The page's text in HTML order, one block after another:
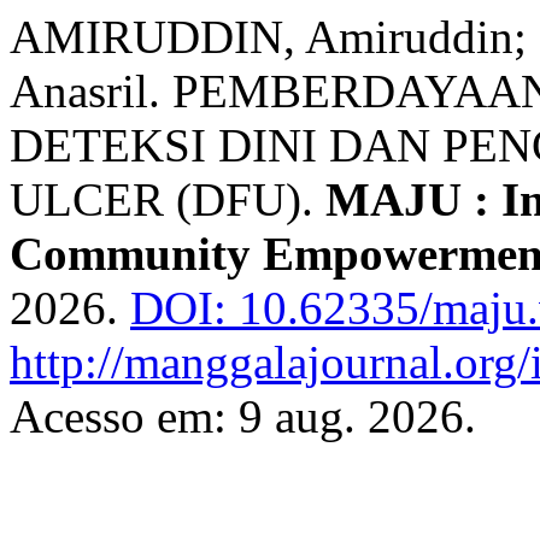
AMIRUDDIN,
Anasril.
DETEKSI DINI DAN
ULCER (DFU). MAJU :
Community
2026. DOI: 10.62335/
http://
Acesso em: 9 aug. 2026.